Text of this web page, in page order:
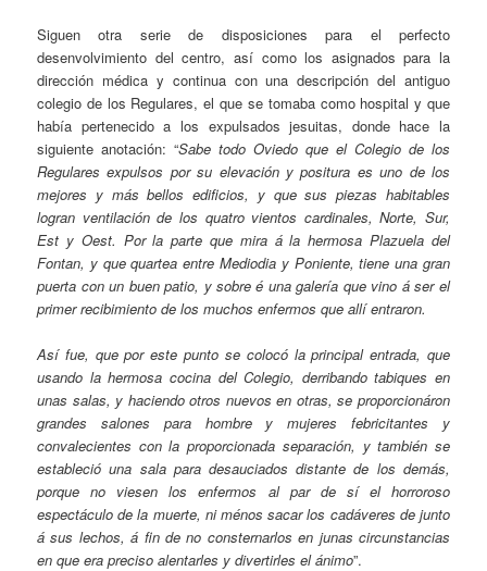
Siguen otra serie de disposiciones para el perfecto
desenvolvimiento del centro, así como los asignados para la
dirección médica y continua con una descripción del antiguo
colegio de los Regulares, el que se tomaba como hospital y que
había pertenecido a los expulsados jesuitas, donde hace la
siguiente anotación: “Sabe todo Oviedo que el Colegio de los
Regulares expulsos por su elevación y positura es uno de los
mejores y más bellos edificios, y que sus piezas habitables
logran ventilación de los quatro vientos cardinales, Norte, Sur,
Est y Oest. Por la parte que mira á la hermosa Plazuela del
Fontan, y que quartea entre Mediodia y Poniente, tiene una gran
puerta con un buen patio, y sobre é una galería que vino á ser el
primer recibimiento de los muchos enfermos que allí entraron.
Así fue, que por este punto se colocó la principal entrada, que
usando la hermosa cocina del Colegio, derribando tabiques en
unas salas, y haciendo otros nuevos en otras, se proporcionáron
grandes salones para hombre y mujeres febricitantes y
convalecientes con la proporcionada separación, y también se
estableció una sala para desauciados distante de los demás,
porque no viesen los enfermos al par de sí el horroroso
espectáculo de la muerte, ni ménos sacar los cadáveres de junto
á sus lechos, á fin de no consternarlos en junas circunstancias
en que era preciso alentarles y divertirles el ánimo”.